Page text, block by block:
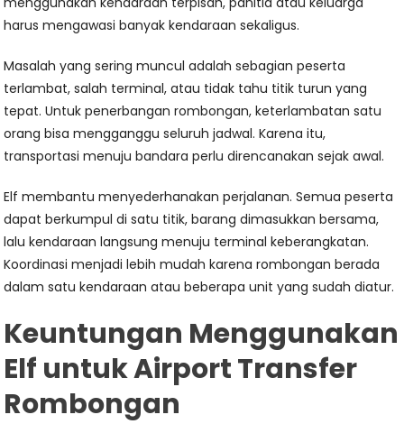
harus mengawasi banyak kendaraan sekaligus.
Masalah yang sering muncul adalah sebagian peserta
terlambat, salah terminal, atau tidak tahu titik turun yang
tepat. Untuk penerbangan rombongan, keterlambatan satu
orang bisa mengganggu seluruh jadwal. Karena itu,
transportasi menuju bandara perlu direncanakan sejak awal.
Elf membantu menyederhanakan perjalanan. Semua peserta
dapat berkumpul di satu titik, barang dimasukkan bersama,
lalu kendaraan langsung menuju terminal keberangkatan.
Koordinasi menjadi lebih mudah karena rombongan berada
dalam satu kendaraan atau beberapa unit yang sudah diatur.
Keuntungan Menggunakan
Elf untuk Airport Transfer
Rombongan